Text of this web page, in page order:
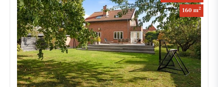
160 m2